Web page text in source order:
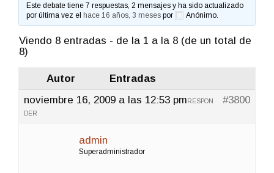
Este debate tiene 7 respuestas, 2 mensajes y ha sido actualizado
por última vez elhace 16 años, 3 meses por Anónimo
Viendo 8 entradas - de la 1 a la 8 (de un total de
8)
Autor
Entradas
noviembre 16, 2009 a las 12:53 pm
#3800
RESPON
DER
admin
Superadministrador